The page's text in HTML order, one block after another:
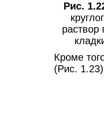
Рис.
раствор
Кроме
(Рис.